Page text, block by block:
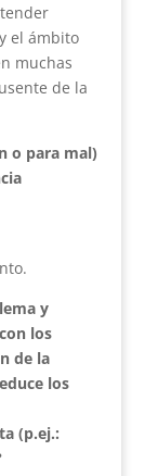
el ámbito
muchas
de la
o para mal)
y
los
de la
los
(p.ej.: